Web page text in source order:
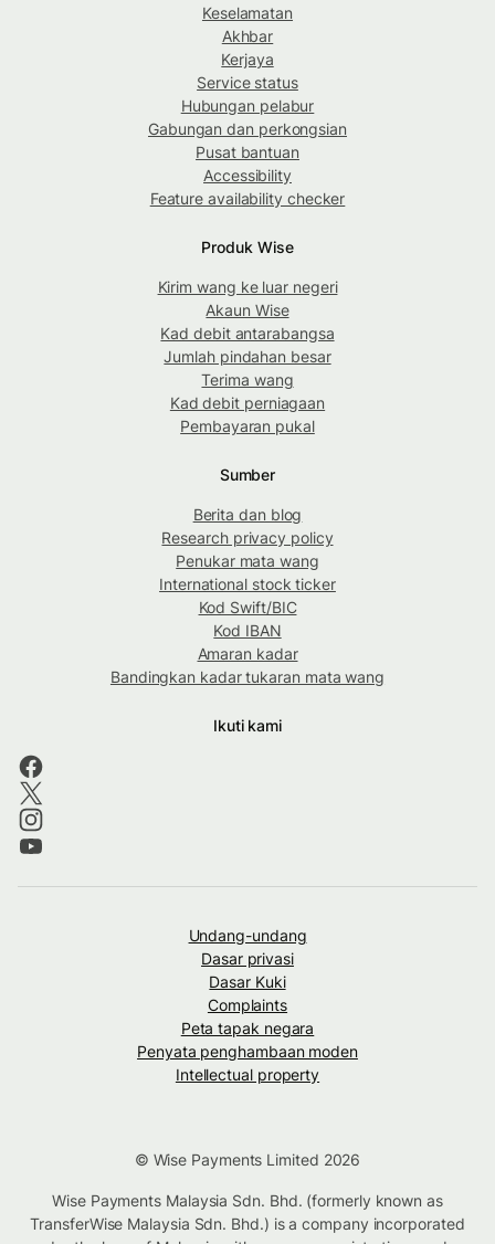
Keselamatan
Akhbar
Kerjaya
Service status
Hubungan pelabur
Gabungan dan perkongsian
Pusat bantuan
Accessibility
Feature availability checker
Produk Wise
Kirim wang ke luar negeri
Akaun Wise
Kad debit antarabangsa
Jumlah pindahan besar
Terima wang
Kad debit perniagaan
Pembayaran pukal
Sumber
Berita dan blog
Research privacy policy
Penukar mata wang
International stock ticker
Kod Swift/BIC
Kod IBAN
Amaran kadar
Bandingkan kadar tukaran mata wang
Ikuti kami
Undang-undang
Dasar privasi
Dasar Kuki
Complaints
Peta tapak negara
Penyata penghambaan moden
Intellectual property
© Wise Payments Limited 2026
Wise Payments Malaysia Sdn. Bhd. (formerly known as
TransferWise Malaysia Sdn. Bhd.) is a company incorporated